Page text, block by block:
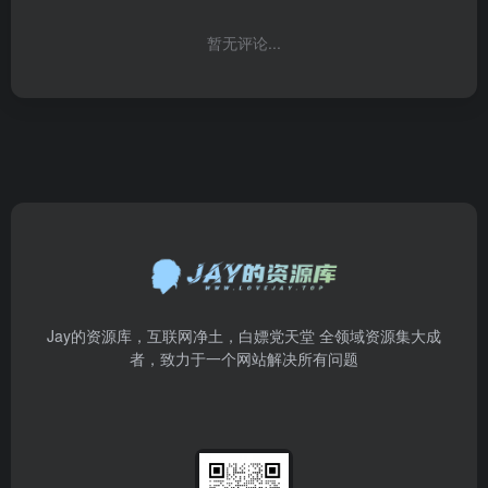
暂无评论...
Jay的资源库，互联网净土，白嫖党天堂 全领域资源集大成
者，致力于一个网站解决所有问题